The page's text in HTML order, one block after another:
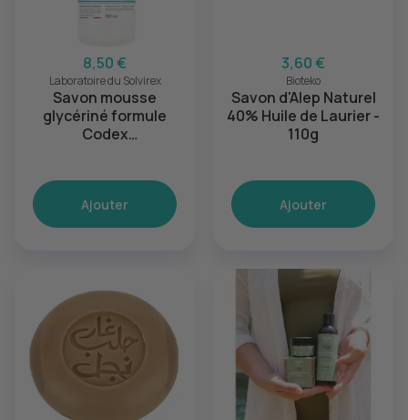
8,50 €
Laboratoire du Solvirex
Savon mousse
glycériné formule
Codex
Ajouter
3,60 €
Bioteko
Savon d'Alep Naturel
40% Huile de Laurier -
110g
Ajouter